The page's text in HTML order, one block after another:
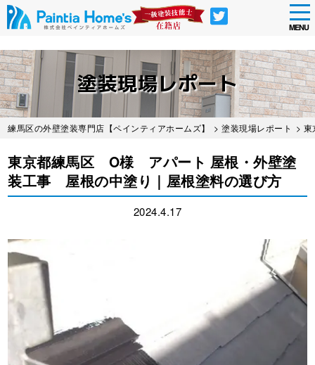
Skip
to
main
content
MENU
塗装現場レポート
練馬区の外壁塗装専門店【ペインティアホームズ】 >塗装現場レポート >
東京都練馬区 O様 アパート 屋根・外壁塗
装工事 屋根の中塗り｜屋根塗料の選び方
2024.4.17